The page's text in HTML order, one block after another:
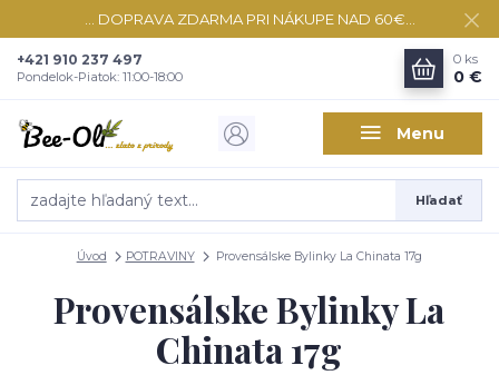
... DOPRAVA ZDARMA PRI NÁKUPE NAD 60€...
Menu
Hľadať
+421 910 237 497
Pondelok-Piatok: 11:00-18:00
0 ks
0 €
Úvod POTRAVINY Provensálske Bylinky La Chinata 17g
Provensálske Bylinky La
Chinata 17g